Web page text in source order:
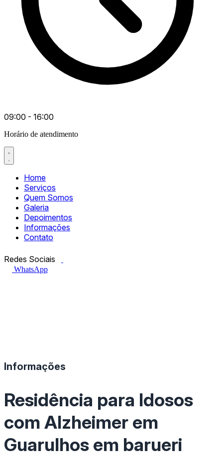
09:00 - 16:00
Horário de atendimento
Home
Serviços
Quem Somos
Galeria
Depoimentos
Informações
Contato
Redes Sociais
WhatsApp
Informações
Residência para Idosos
com Alzheimer em
Guarulhos em barueri